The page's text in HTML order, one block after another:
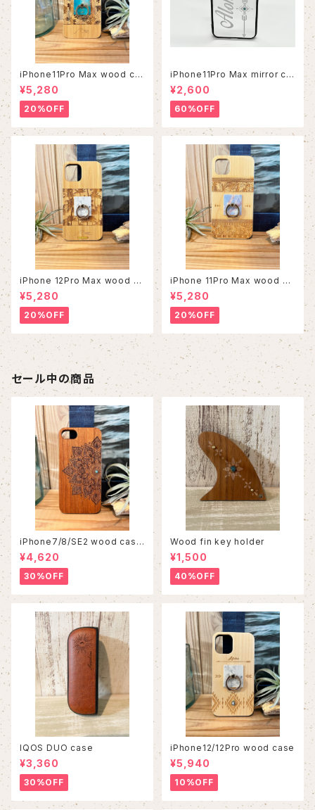
iPhone11Pro Max wood ca
se
¥5,280
20%OFF
iPhone11Pro Max mirror ca
se
¥2,600
60%OFF
iPhone 12Pro Max wood ca
se
¥5,280
20%OFF
iPhone 11Pro Max wood ca
se
¥5,280
20%OFF
セール中の商品
iPhone7/8/SE2 wood case
86
¥4,620
30%OFF
Wood fin key holder
¥1,500
40%OFF
IQOS DUO case
¥3,360
30%OFF
iPhone12/12Pro wood case
¥5,940
10%OFF